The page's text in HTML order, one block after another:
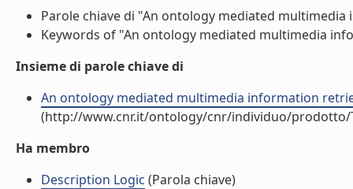
Parole chiave di "An ontology mediated
Keywords of "An ontology mediated multimedia
Insieme di parole chiave di
An ontology mediated multimedia information
(http://www.cnr.it/ontology/cnr/individuo/prodotto/
Ha membro
Description Logic (Parola chiave)